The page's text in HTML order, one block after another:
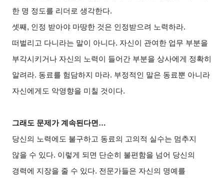
한 명 정도를 리더로 생각한다.
셋째, 인정 받아야 마땅한 것은 인정받으려 노력하라.
떠벌리고 다니라는 말이 아니다. 자신이 관여한 업무 부분을
부각시키거나 자신의 노력이 들어간 부분을 상사에게 정확히
알려라. 동료를 험담하지 마라. 부정적인 말은 동료뿐 아니라
자신에게도 악영향을 미칠 것이다.
그래도 문제가 계속된다면…
당신의 노력에도 불구하고 동료의 고의적 실수는 멈추지
않을 수 있다. 이렇게 되면 단순히 불편함을 넘어 당신의
경력에 지장을 줄 수 있다. 전문가들은 자신의 명예를